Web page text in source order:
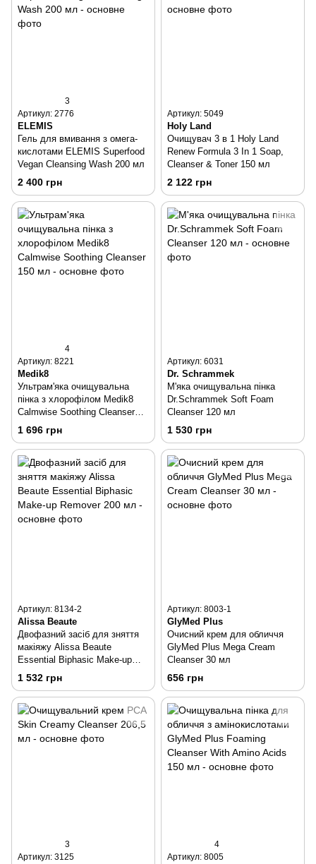
3
Артикул: 2776
ELEMIS
Гель для вмивання з омега-
кислотами ELEMIS Superfood
Vegan Cleansing Wash 200 мл
2 400 грн
Артикул: 5049
Holy Land
Очищувач 3 в 1 Holy Land
Renew Formula 3 In 1 Soap,
Cleanser & Toner 150 мл
2 122 грн
4
Артикул: 8221
Medik8
Ультрам'яка очищувальна
пінка з хлорофілом Medik8
Calmwise Soothing Cleanser
150 мл
1 696 грн
Артикул: 6031
Dr. Schrammek
М'яка очищувальна пінка
Dr.Schrammek Soft Foam
Cleanser 120 мл
1 530 грн
Артикул: 8134-2
Alissa Beaute
Двофазний засіб для зняття
макіяжу Alissa Beaute
Essential Biphasic Make-up
Remover 200 мл
1 532 грн
Артикул: 8003-1
GlyMed Plus
Очисний крем для обличчя
GlyMed Plus Mega Cream
Cleanser 30 мл
656 грн
3
Артикул: 3125
4
Артикул: 8005